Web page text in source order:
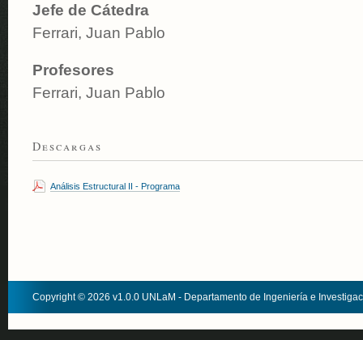
Jefe de Cátedra
Ferrari, Juan Pablo
Profesores
Ferrari, Juan Pablo
Descargas
Análisis Estructural II - Programa
Copyright © 2026 v1.0.0 UNLaM - Departamento de Ingeniería e